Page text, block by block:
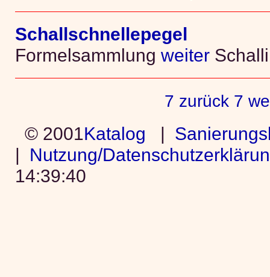
Schallschnellepegel
Formelsammlung weiter
7 zurück 7
© 2001Katalog
Nutzung/
14:39:40